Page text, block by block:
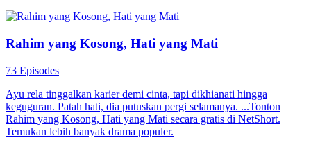
Rahim yang Kosong, Hati yang Mati
73 Episodes
Ayu rela tinggalkan karier demi cinta, tapi dikhianati hingga
keguguran. Patah hati, dia putuskan pergi selamanya. ...Tonton
Rahim yang Kosong, Hati yang Mati secara gratis di NetShort.
Temukan lebih banyak drama populer.